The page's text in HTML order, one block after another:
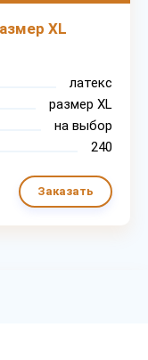
XL
латекс
размер XL
на выбор
240
Заказать